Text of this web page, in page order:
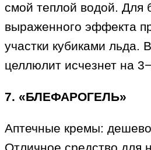
смой теплой водой. Для
выраженного эффекта
участки кубиками льда.
целлюлит исчезнет на
7. «БЛЕФАРОГЕЛЬ»
Аптечные кремы: